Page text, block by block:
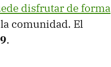
disfrutar de forma
comunidad. El
.